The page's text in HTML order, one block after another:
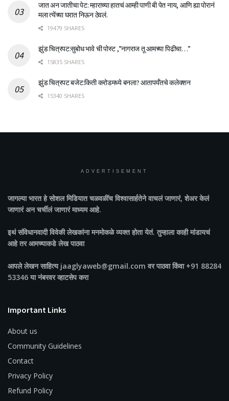
जात अन जातीचा पेट: म्हाराच्या हातचं आम्ही पाणी बी पेत नाय, आणि ह्या पोरानं
मला त्येंच्या घरात निऊन ठेवलं.
19479 SHARES
झुंड चित्रपट:सुबोध भावे ची पोस्ट ,”नागराज तू आमच्या पिढीचा…”
15835 SHARES
झुंड चित्रपट बजेट:किती करोडमध्ये बनला? आतापर्यँतचे कलेक्शन
15340 SHARES
ADVERTISEMENT
जागल्या भारतहे सोशल मिडियात चळवळींच विश्वासार्हतेने वाचलं जाणारं, शेअर केलं
जाणारं अन चर्चीलं जाणारं माध्यम आहे.
इथं संविधानवादी विवेकी लेखकांना मनमोकळे व्यक्त होता येतं. तुम्हाला काही मांडायचं
आहे तर आमच्याकडे लेख पाठवा
आपले लेखन साहित्य jaaglyaweb@gmail.com वर पाठवा किंवा +91 88284
53346 या नंबरवर व्हाटसेप करा
Important Links
About us
Community Guidelines
Contact
Privacy Policy
Refund Policy